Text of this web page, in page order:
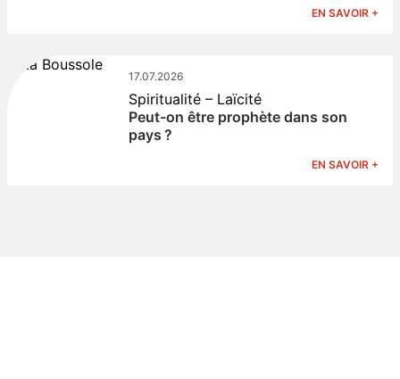
EN SAVOIR +
17.07.2026
Spiritualité – Laïcité
Peut-on être prophète dans son
pays ?
EN SAVOIR +